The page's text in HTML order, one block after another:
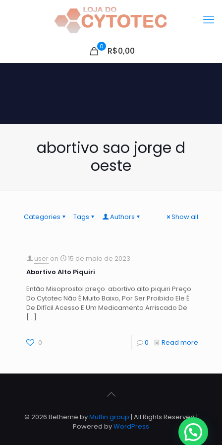
0 R$0,00
abortivo sao jorge d
oeste
Categories Tags Authors Show all
user on
15 de maio de 2023
Abortivo Alto Piquiri
Então Misoprostol preço abortivo alto piquiri Preço
Do Cytotec Não É Muito Baixo, Por Ser Proibido Ele É
De Difícil Acesso E Um Medicamento Arriscado De
[…]
0 0 Read more
© 2026 Betheme byMuffin group | All Rights Reserved |
Powered byWordPress